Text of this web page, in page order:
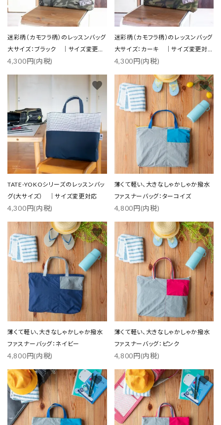
迷彩柄（カモフラ柄）のレッスンバッグ
大サイズ：ブラック ｜サイズ変更対
応
4,300円(内税)
迷彩柄（カモフラ柄）のレッスンバッグ
大サイズ：カーキ ｜サイズ変更対
応
4,300円(内税)
TATE-YOKOシリーズのレッスンバッ
グ(大サイズ） ｜サイズ変更対応
4,300円(内税)
favorite
薄くて軽い、大きなしゃかしゃか撥水
ファスナーバッグ：ターコイズ
4,800円(内税)
favorite
薄くて軽い、大きなしゃかしゃか撥水
ファスナーバッグ：ネイビー
4,800円(内税)
favorite
薄くて軽い、大きなしゃかしゃか撥水
ファスナーバッグ：ピンク
4,800円(内税)
favorite
favorite favorite
キーワード
カテゴリー
検索する
close